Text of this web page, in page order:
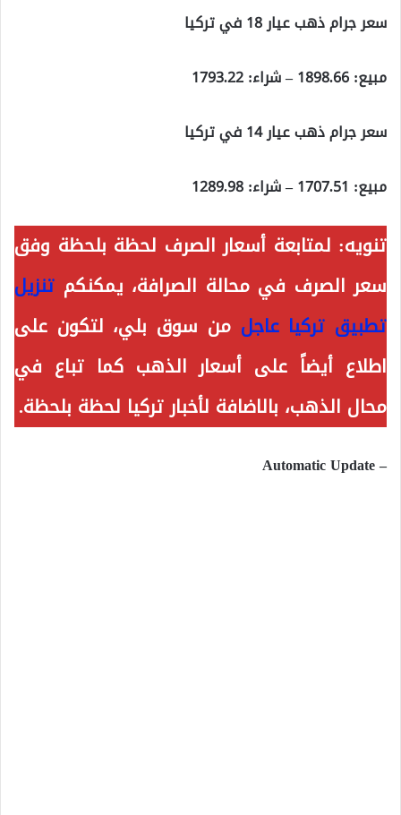
سعر جرام ذهب عيار 18 في تركيا
مبيع: 1898.66 – شراء: 1793.22
سعر جرام ذهب عيار 14 في تركيا
مبيع: 1707.51 – شراء: 1289.98
تنويه: لمتابعة أسعار الصرف لحظة بلحظة وفق
سعر الصرف في محالة الصرافة، يمكنكم تنزيل
تطبيق تركيا عاجل من سوق بلي، لتكون على
اطلاع أيضاً على أسعار الذهب كما تباع في
محال الذهب، بالاضافة لأخبار تركيا لحظة بلحظة.
– Automatic Update